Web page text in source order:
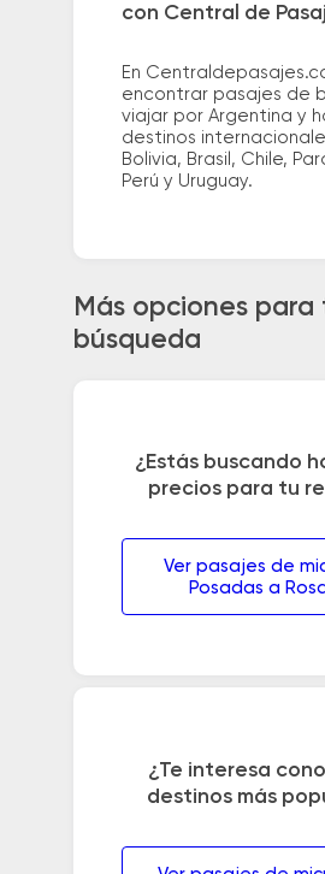
con Central de
En
encontrar pasajes de
viajar por Argentina y
destinos
Bolivia, Brasil, Chile,
Perú y Uruguay.
Más opciones para
búsqueda
¿Estás buscando
precios para tu
Ver pasajes de
Posadas a
¿Te interesa
destinos más